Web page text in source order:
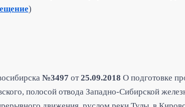
)
№3497 от25.09.2018 О подготовке
полосой отвода Западно-Сибирской